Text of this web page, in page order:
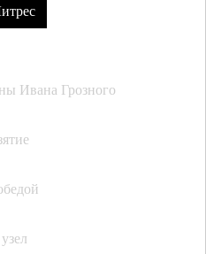
Ивана Грозного